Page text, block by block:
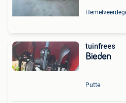
tuinfrees
Bieden
Putte